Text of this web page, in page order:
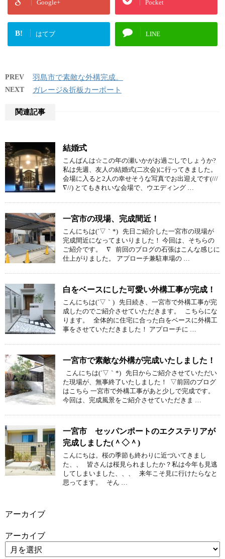
Google+ Pocket
B! はてブ LINE
PREV 羽島市で素敵な外構完成。
NEXT ガレージ&折板カーポート
関連記事
結婚式
こんばんは☆この年の瀬いかがお過ごしでしょうか?
私は先週、友人の結婚式(二次会)に行ってきました。
会場に入ると2人の幸せそうな写真でお出迎えです(///
∇//) とてもきれいな会場で、ウエディング …
一宮市の現場、完成間近！
こんにちは(´▽｀*) 先日ご紹介した一宮市の現場が
完成間近になってまいりました！ 今回は、そちらの
ご紹介です。 ∇ 前回のブログの石張はこんな感じに
仕上がりました。 アプローチ兼駐車場の …
白をベースにした可愛い外構工事が完成！
こんにちは(´▽｀) 先日続き、一宮市で外構工事が完
成したのでご紹介させていただきます。 こちらにな
ります。 全体的に住宅に合った白をベースに外構工
事をさせていただきました！ アプローチに …
一宮市で素敵な外構が完成いたしました！
こんにちは(´▽｀*) 先日からご紹介させていただい
た現場が、無事終了いたしました！ ▽前回のブログ
はこちら 一宮市で外構工事があと少しで完成です。
今回は、完成風景をご紹介させていただきま …
一宮市 セッパンポートのエクステリアが
完成しました(＾◇＾)
こんにちは。桜の季節も終わりに近づいてきまし
た、、 皆さんは桜見られましたか？私は今年も見逃
してしまいました、、、 来年こそ見に行けたらなと
思ってます。 そん …
アーカイブ
アーカイブ